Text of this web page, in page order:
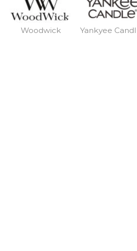
Woodwick Yankyee